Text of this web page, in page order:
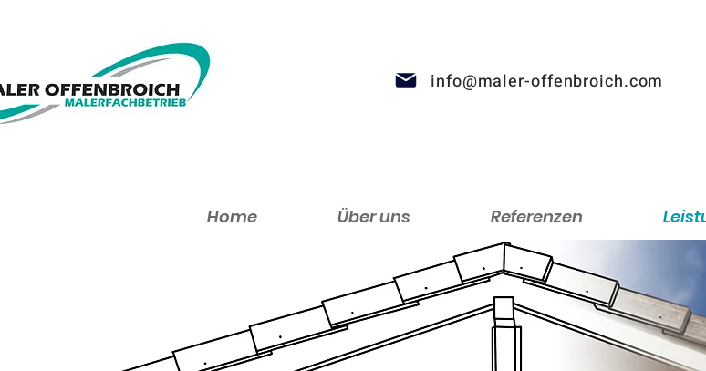
info@maler-offenbroich.com
Home Über uns Referenzen